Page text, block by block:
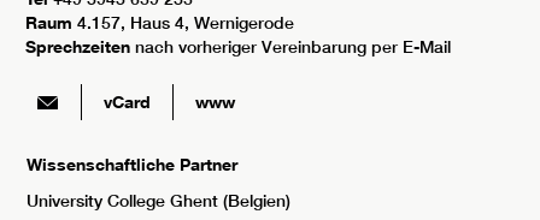
Raum 4.157, Haus 4, Wernigerode
Sprechzeiten nach vorheriger Vereinbarung per E-Mail
vCard www
Wissenschaftliche Partner
University College Ghent (Belgien)